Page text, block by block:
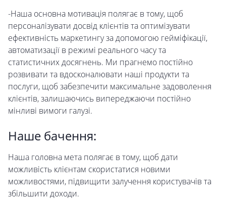
-Наша основна мотивація полягає в тому, щоб
персоналізувати досвід клієнтів та оптимізувати
ефективність маркетингу за допомогою гейміфікації,
автоматизації в режимі реального часу та
статистичних досягнень. Ми прагнемо постійно
розвивати та вдосконалювати наші продукти та
послуги, щоб забезпечити максимальне задоволення
клієнтів, залишаючись випереджаючи постійно
мінливі вимоги галузі.
Наше бачення:
Наша головна мета полягає в тому, щоб дати
можливість клієнтам скористатися новими
можливостями, підвищити залучення користувачів та
збільшити доходи.